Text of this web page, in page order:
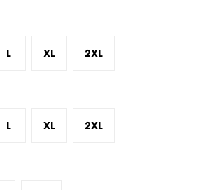
L XL 2XL
L XL 2XL